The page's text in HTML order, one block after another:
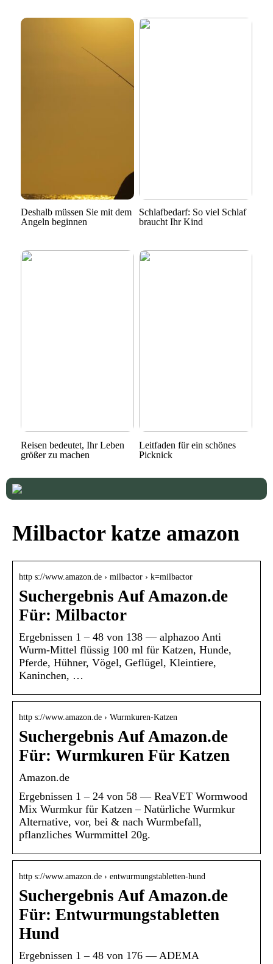
Deshalb müssen Sie mit dem
Angeln beginnen
Schlafbedarf: So viel Schlaf
braucht Ihr Kind
Reisen bedeutet, Ihr Leben
größer zu machen
Leitfaden für ein schönes
Picknick
Milbactor katze amazon
http s://www.amazon.de › milbactor › k=milbactor
Suchergebnis Auf Amazon.de
Für: Milbactor
Ergebnissen 1 – 48 von 138 — alphazoo Anti
Wurm-Mittel flüssig 100 ml für Katzen, Hunde,
Pferde, Hühner, Vögel, Geflügel, Kleintiere,
Kaninchen, …
http s://www.amazon.de › Wurmkuren-Katzen
Suchergebnis Auf Amazon.de
Für: Wurmkuren Für Katzen
Amazon.de
Ergebnissen 1 – 24 von 58 — ReaVET Wormwood
Mix Wurmkur für Katzen – Natürliche Wurmkur
Alternative, vor, bei & nach Wurmbefall,
pflanzliches Wurmmittel 20g.
http s://www.amazon.de › entwurmungstabletten-hund
Suchergebnis Auf Amazon.de
Für: Entwurmungstabletten
Hund
Ergebnissen 1 – 48 von 176 — ADEMA